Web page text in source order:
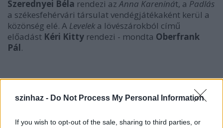
szinhaz - Do Not Process My Personal Information
If you wish to opt-out of the sale, sharing to third parties, or
Szerednyei Béla rendezi azAnna Kareninát, a Padlás
a székesfehérvári társulat vendégjátékaként kerül a
közönség elé. A Levelek a lövészárokból című
előadást Kéri Kitty rendezi - mondta Oberfrank
Pál.